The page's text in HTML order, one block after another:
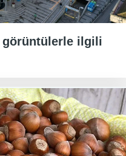
görüntülerle ilgili